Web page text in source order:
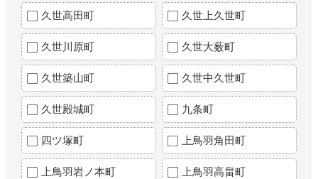
久世高田町 久世上久世町
久世川原町 久世大薮町
久世築山町 久世中久世町
久世殿城町 九条町
四ツ塚町 上鳥羽角田町
上鳥羽岩ノ本町 上鳥羽高畠町